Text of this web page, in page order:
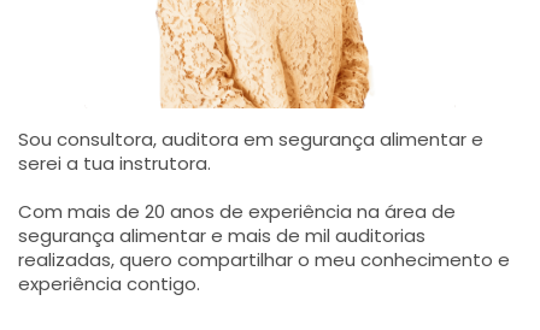
Sou consultora, auditora em segurança alimentar e
serei a tua instrutora.
Com mais de 20 anos de experiência na área de
segurança alimentar e mais de mil auditorias
realizadas, quero compartilhar o meu conhecimento e
experiência contigo.